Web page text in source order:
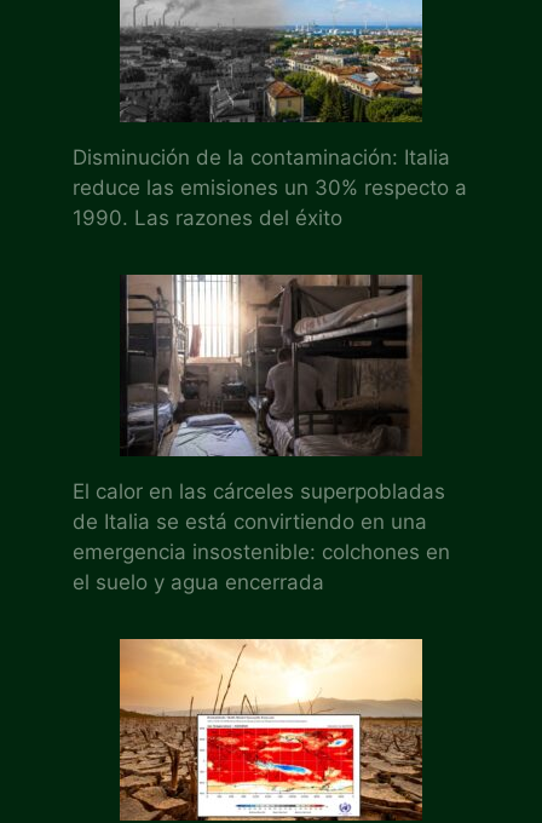
Disminución de la contaminación: Italia
reduce las emisiones un 30% respecto a
1990. Las razones del éxito
El calor en las cárceles superpobladas
de Italia se está convirtiendo en una
emergencia insostenible: colchones en
el suelo y agua encerrada